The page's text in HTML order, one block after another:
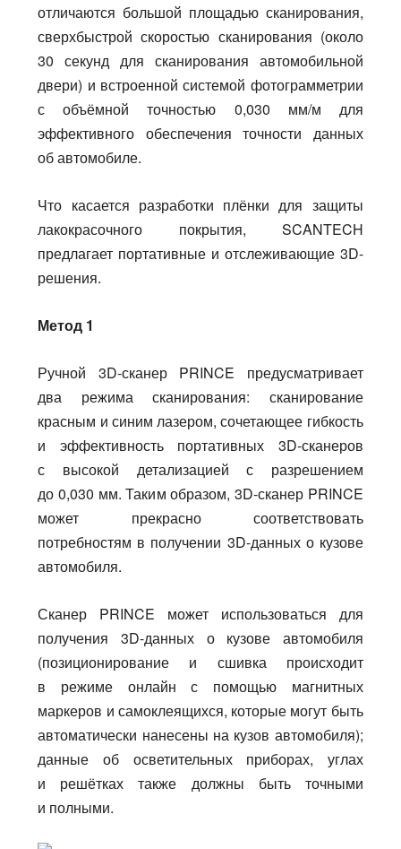
отличаются большой площадью сканирования,
сверхбыстрой скоростью сканирования (около
30 секунд для сканирования автомобильной
двери) и встроенной системой фотограмметрии
с объёмной точностью 0,030 мм/м для
эффективного обеспечения точности данных
об автомобиле.
Что касается разработки плёнки для защиты
лакокрасочного покрытия, SCANTECH
предлагает портативные и отслеживающие 3D-
решения.
Метод 1
Ручной 3D-сканер PRINCE предусматривает
два режима сканирования: сканирование
красным и синим лазером, сочетающее гибкость
и эффективность портативных 3D-сканеров
с высокой детализацией с разрешением
до 0,030 мм. Таким образом, 3D-сканер PRINCE
может прекрасно соответствовать
потребностям в получении 3D-данных о кузове
автомобиля.
Сканер PRINCE может использоваться для
получения 3D-данных о кузове автомобиля
(позиционирование и сшивка происходит
в режиме онлайн с помощью магнитных
маркеров и самоклеящихся, которые могут быть
автоматически нанесены на кузов автомобиля);
данные об осветительных приборах, углах
и решётках также должны быть точными
и полными.